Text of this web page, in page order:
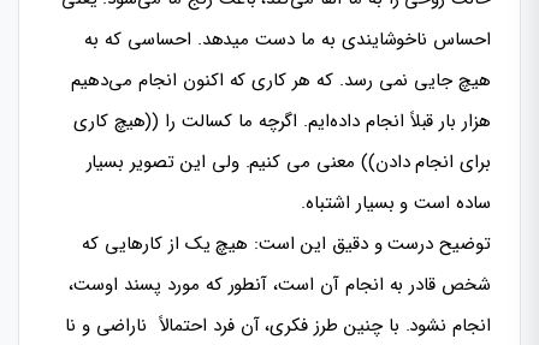
احساس ناخوشایندی به ما دست میدهد. احساسی که به
هیچ جایی نمی رسد. که هر کاری که اکنون انجام می‌دهیم
هزار بار قبلاً انجام داده‌ایم. اگرچه ما کسالت را ((هیچ کاری
برای انجام دادن)) معنی می کنیم. ولی این تصویر بسیار
ساده است و بسیار اشتباه.
توضیح درست و دقیق این است: هیچ یک از کارهایی که
شخص قادر به انجام آن است، آنطور که مورد پسند اوست،
انجام نشود. با چنین طرز فکری، آن فرد احتمالاً ناراضی و نا